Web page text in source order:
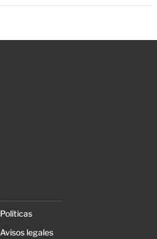
Políticas
Avisos legales